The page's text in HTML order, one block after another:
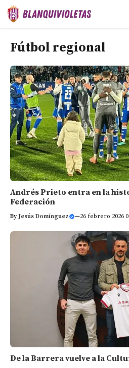
Saltar
Fútbol regional
Andrés Prieto entra en la
Federación
By Jesús Domínguez —26 febrero 2026
De la Barrera vuelve a la